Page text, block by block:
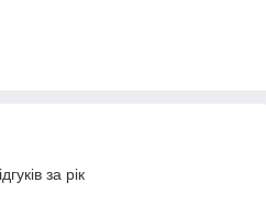
за рік